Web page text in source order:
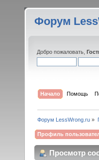
Форум
Добро пожаловать,
Начало Помощь
Форум LessWrong.ru »
Профиль
Просмотр